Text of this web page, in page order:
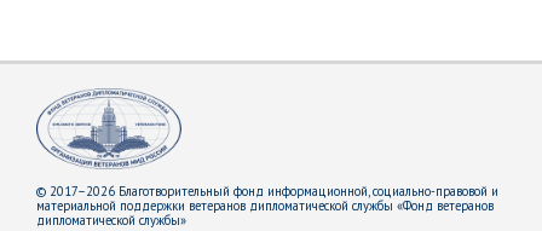
© 2017–2026 Благотворительный фонд информационной, социально-правовой и
материальной поддержки ветеранов дипломатической службы «Фонд ветеранов
дипломатической службы»